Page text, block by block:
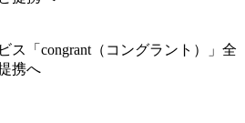
ス「congrant（コングラント）」全
携へ